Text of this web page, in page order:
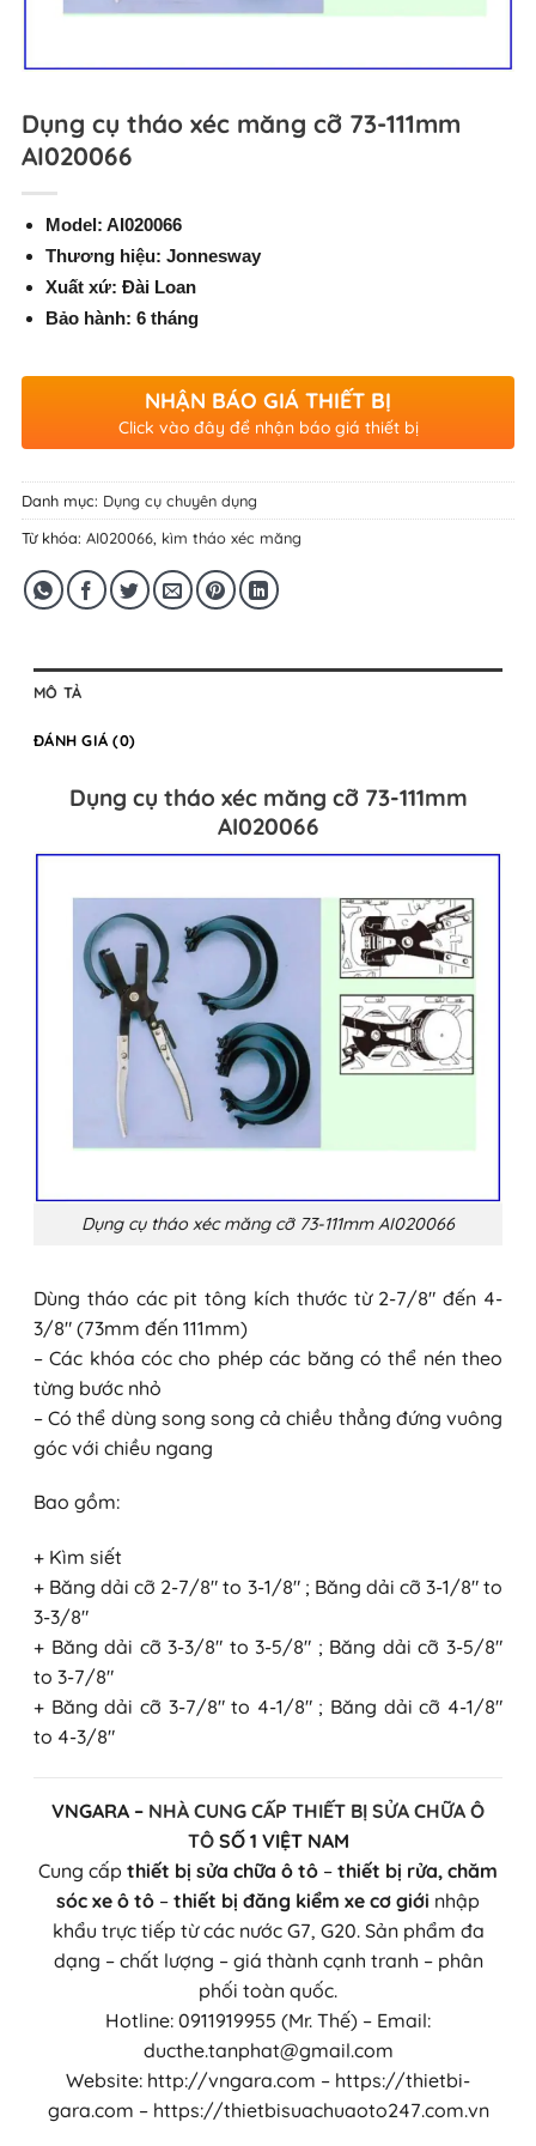
Dụng cụ tháo xéc măng cỡ 73-111mm
AI020066
Model: AI020066
Thương hiệu: Jonnesway
Xuất xứ: Đài Loan
Bảo hành: 6 tháng
NHẬN BÁO GIÁ THIẾT BỊ
Click vào đây để nhận báo giá thiết bị
Danh mục: Dụng cụ chuyên dụng
Từ khóa: AI020066 kìm tháo xéc măng
MÔ TẢ
ĐÁNH GIÁ (0)
Dụng cụ tháo xéc măng cỡ 73-111mm
AI020066
Dụng cụ tháo xéc măng cỡ 73-111mm AI020066
Dùng tháo các pit tông kích thước từ 2-7/8″ đến 4-
3/8″ (73mm đến 111mm)
– Các khóa cóc cho phép các băng có thể nén theo
từng bước nhỏ
– Có thể dùng song song cả chiều thẳng đứng vuông
góc với chiều ngang
Bao gồm:
+ Kìm siết
+ Băng dải cỡ 2-7/8″ to 3-1/8″ ; Băng dải cỡ 3-1/8″ to
3-3/8″
+ Băng dải cỡ 3-3/8″ to 3-5/8″ ; Băng dải cỡ 3-5/8″
to 3-7/8″
+ Băng dải cỡ 3-7/8″ to 4-1/8″ ; Băng dải cỡ 4-1/8″
to 4-3/8″
VNGARA – NHÀ CUNG CẤP THIẾT BỊ SỬA CHỮA Ô
TÔSỐ 1 VIỆT NAM
Cung cấp thiết bị sửa chữa ô tô – thiết bị rửa, chăm
sóc xe ô tô – thiết bị đăng kiểm xe cơ giới nhập
khẩu trực tiếp từ các nước G7, G20. Sản phẩm đa
dạng – chất lượng – giá thành cạnh tranh – phân
phối toàn quốc.
Hotline: 0911919955 (Mr. Thế) – Email:
ducthe.tanphat@gmail.com
Website: http://vngara.com – https://thietbi-
gara.com – https://thietbisuachuaoto247.com.vn